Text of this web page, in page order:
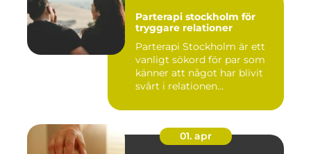
Parterapi stockholm för
tryggare relationer
Parterapi Stockholm är ett
vanligt sökord för par som
känner att något har blivit
svårt i relationen...
01. apr